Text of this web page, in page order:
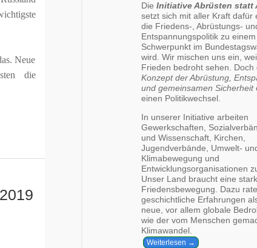
Die Initiative Abrüsten statt
setzt sich mit aller Kraft dafür
die Friedens-, Abrüstungs-
Entspannungspolitik zu einem
Schwerpunkt im
wird. Wir mischen uns ein,
Frieden bedroht sehen. Doch
Konzept der Abrüstung,
und gemeinsamen Sicherheit
einen Politikwechsel.
In unserer Initiative arbeiten
Gewerkschaften,
und Wissenschaft, Kirchen,
Jugendverbände, Umwelt-
Klimabewegung und
Entwicklungsorganisationen
Unser Land braucht eine
Friedensbewegung. Dazu
geschichtliche Erfahrungen
neue, vor allem globale
wie der vom Menschen
Klimawandel.
Weiterlesen →